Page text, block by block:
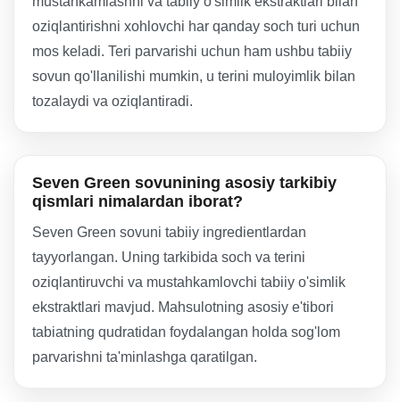
oziqlantirishni xohlovchi har qanday soch turi uchun
mos keladi. Teri parvarishi uchun ham ushbu tabiiy
sovun qo'llanilishi mumkin, u terini muloyimlik bilan
tozalaydi va oziqlantiradi.
Seven Green sovunining asosiy tarkibiy
qismlari nimalardan iborat?
Seven Green sovuni tabiiy ingredientlardan
tayyorlangan. Uning tarkibida soch va terini
oziqlantiruvchi va mustahkamlovchi tabiiy o'simlik
ekstraktlari mavjud. Mahsulotning asosiy e'tibori
tabiatning qudratidan foydalangan holda sog'lom
parvarishni ta'minlashga qaratilgan.